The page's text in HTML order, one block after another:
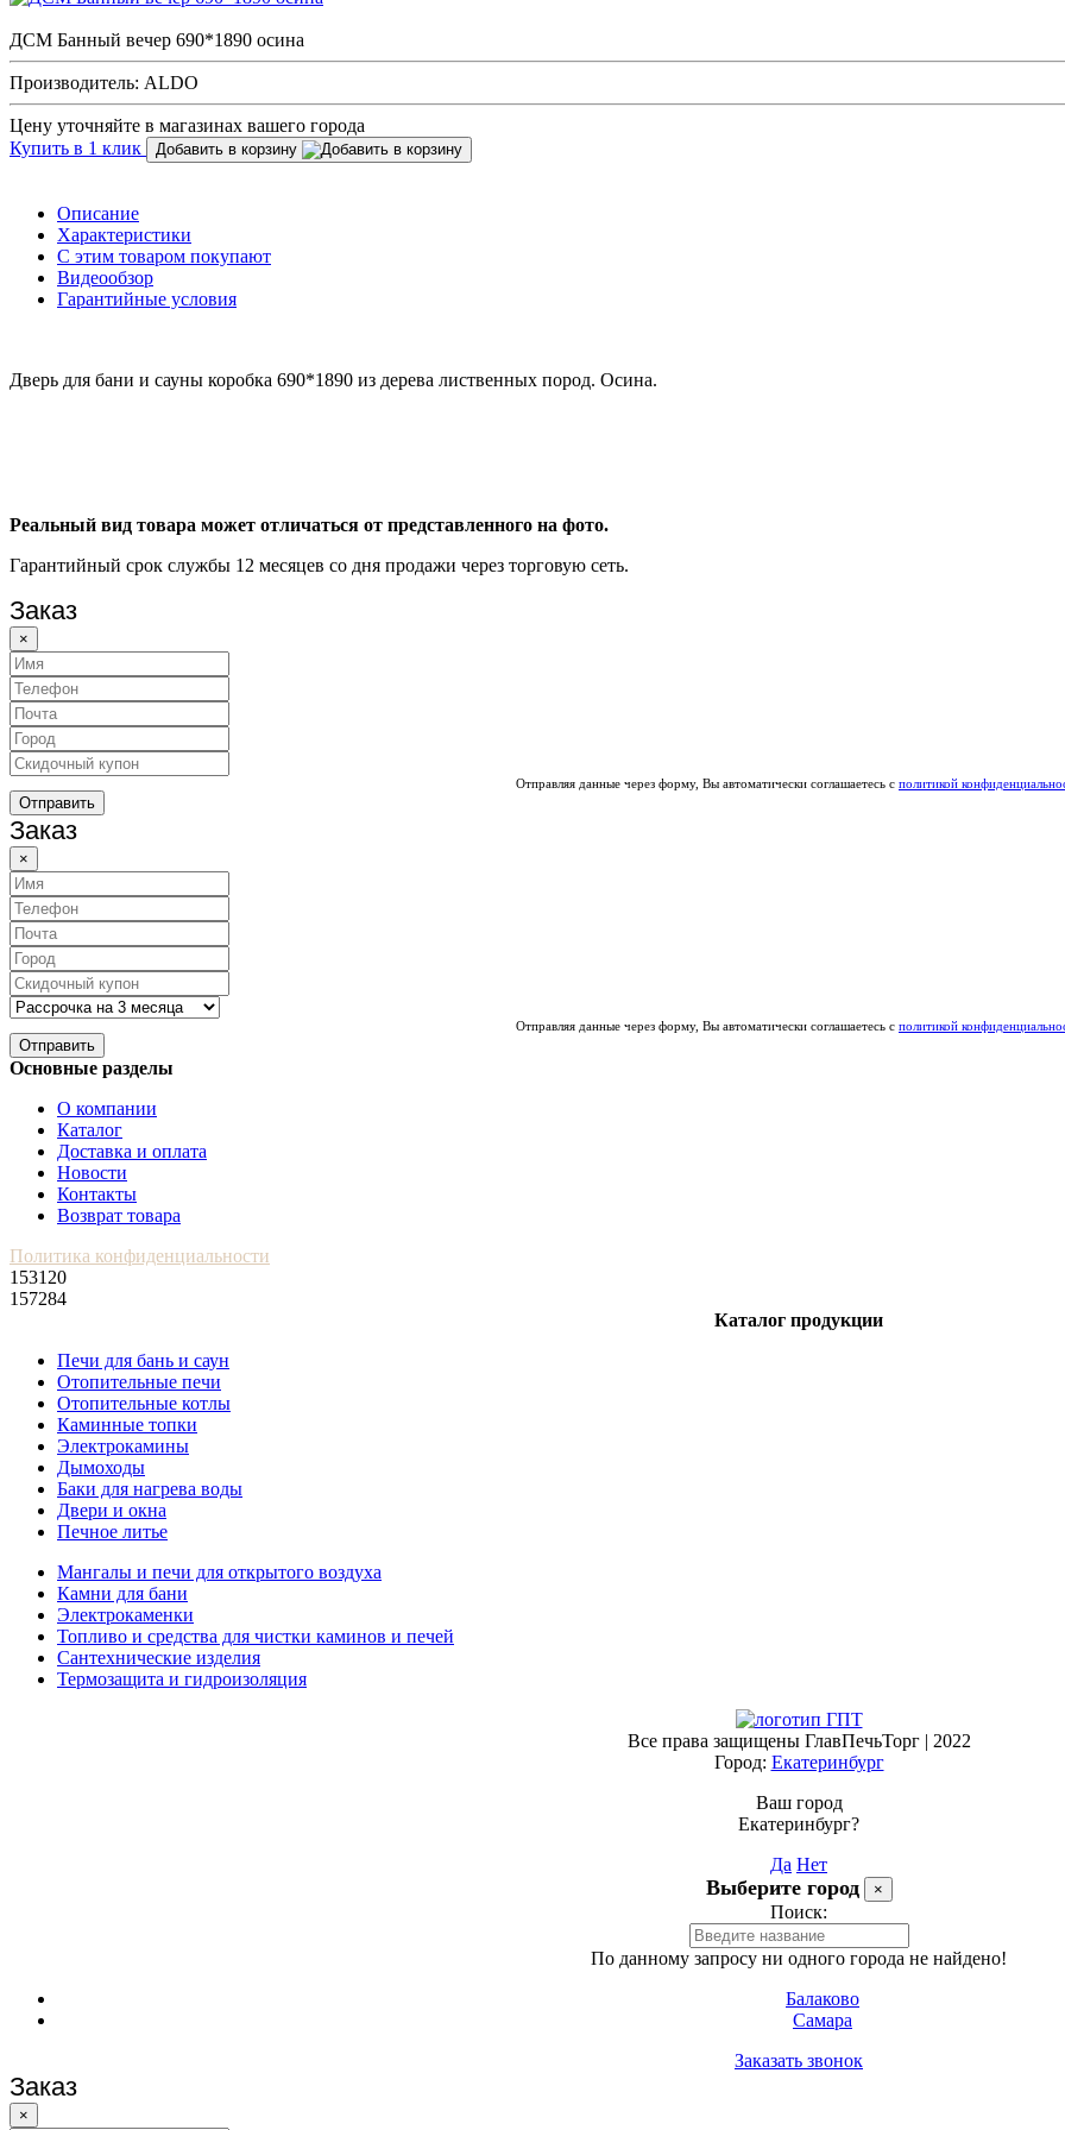
ДСМ Банный вечер 690*1890 осина
Производитель: ALDO
Цену уточняйте в магазинах вашего города
Купить в 1 клик
Добавить в корзину
Описание
Характеристики
С этим товаром покупают
Видеообзор
Гарантийные условия
Дверь для бани и сауны коробка 690*1890 из дерева лиственных пород. Осина.
Реальный вид товара может отличаться от представленного на фото.
Гарантийный срок службы 12 месяцев со дня продажи через торговую сеть.
Заказ
×
Отправляя данные через форму, Вы автоматически соглашаетесь с политикой
Отправить
Заказ
×
Отправляя данные через форму, Вы автоматически соглашаетесь с политикой
Отправить
Основные разделы
О компании
Каталог
Доставка и оплата
Новости
Контакты
Возврат товара
Политика конфиденциальности
153120
157284
Каталог продукции
Печи для бань и саун
Отопительные печи
Отопительные котлы
Каминные топки
Электрокамины
Дымоходы
Баки для нагрева воды
Двери и окна
Печное литье
Мангалы и печи для открытого воздуха
Камни для бани
Электрокаменки
Топливо и средства для чистки каминов и печей
Сантехнические изделия
Термозащита и гидроизоляция
Все права защищены ГлавПечьТорг | 2022
Город: Екатеринбург
Ваш город
Екатеринбург?
Да Нет
Выберите город ×
Поиск:
По данному запросу ни одного города не найдено!
Балаково
Самара
Заказать звонок
Заказ
×